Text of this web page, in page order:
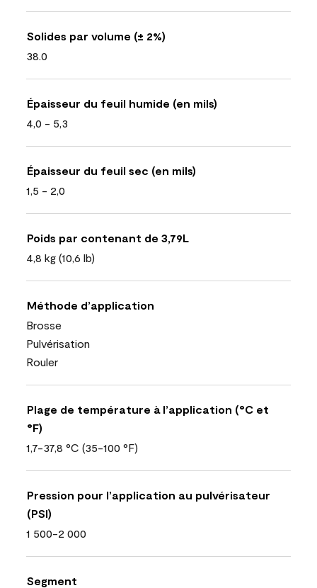
Solides par volume (± 2%)
38.0
Épaisseur du feuil humide (en mils)
4,0 - 5,3
Épaisseur du feuil sec (en mils)
1,5 - 2,0
Poids par contenant de 3,79L
4,8 kg (10,6 lb)
Méthode d’application
Brosse
Pulvérisation
Rouler
Plage de température à l’application (°C et
°F)
1,7-37,8 °C (35-100 °F)
Pression pour l’application au pulvérisateur
(PSI)
1 500-2 000
Segment